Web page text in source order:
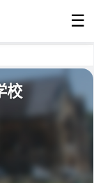
☰
校